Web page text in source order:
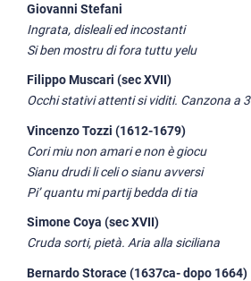
Giovanni Stefani
Ingrata, disleali ed incostanti
Si ben mostru di fora tuttu yelu
Filippo Muscari (sec XVII)
Occhi stativi attenti si viditi. Canzona a 3
Vincenzo Tozzi (1612-1679)
Cori miu non amari e non è giocu
Sianu drudi li celi o sianu avversi
Pi’ quantu mi partij bedda di tia
Simone Coya (sec XVII)
Cruda sorti, pietà. Aria alla siciliana
Bernardo Storace (1637ca- dopo 1664)